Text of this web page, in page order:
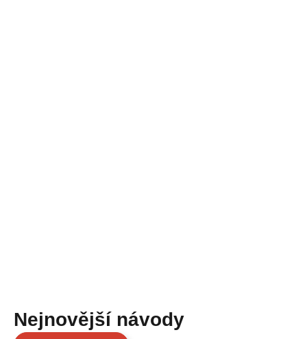
Nejnovější návody